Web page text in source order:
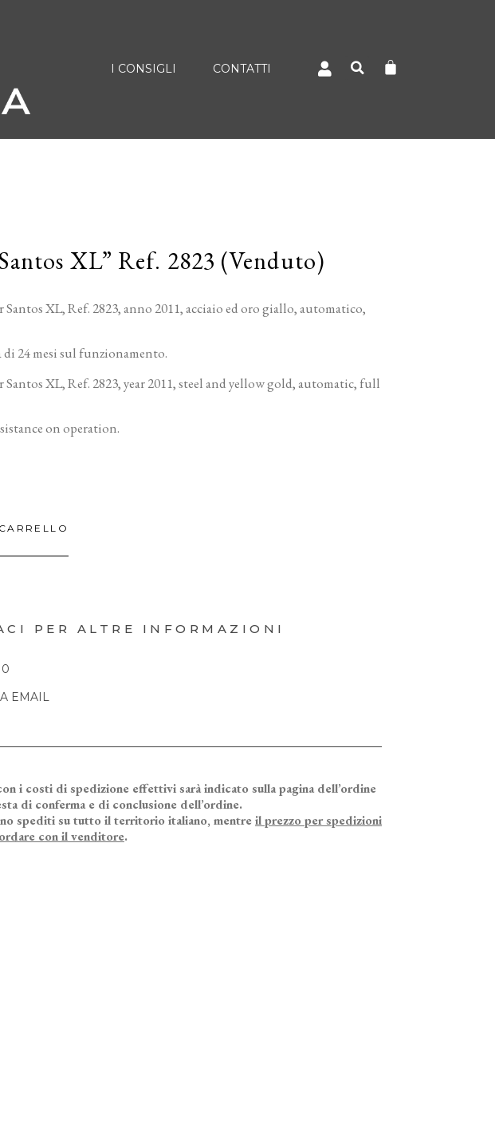
I CONSIGLI CONTATTI
XL” Ref. 2823 (Venduto)
XL, Ref. 2823, anno 2011, acciaio ed oro giallo, automatico,
di 24 mesi sul funzionamento.
XL, Ref. 2823, year 2011, steel and yellow gold, automatic, full
on operation.
PER ALTRE INFORMAZIONI
EMAIL
i costi di spedizione effettivi sarà indicato sulla pagina dell’ordine
di conferma e di conclusione dell’ordine.
spediti su tutto il territorio italiano, mentre il prezzo per spedizioni
con il venditore.